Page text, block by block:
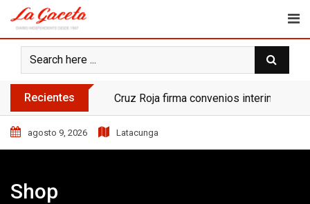
content
Recientes Cruz Roja firma convenios
agosto 9, 2026 Latacunga
Shop